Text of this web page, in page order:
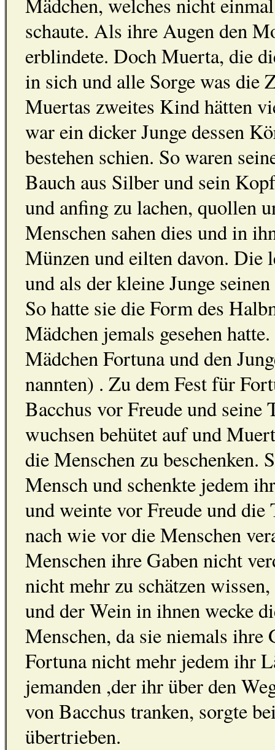
schaute. Als ihre Augen den
erblindete. Doch Muerta, die
in sich und alle Sorge was die
Muertas zweites Kind hätten
war ein dicker Junge dessen
bestehen schien. So waren
Bauch aus Silber und sein
und anfing zu lachen, quollen
Menschen sahen dies und in
Münzen und eilten davon. Die
und als der kleine Junge
So hatte sie die Form des
Mädchen jemals gesehen
Mädchen Fortuna und den
nannten) . Zu dem Fest für
Bacchus vor Freude und
wuchsen behütet auf und
die Menschen zu beschenken.
Mensch und schenkte jedem
und weinte vor Freude und
nach wie vor die Menschen
Menschen ihre Gaben nicht
nicht mehr zu schätzen
und der Wein in ihnen wecke
Menschen, da sie niemals ihre
Fortuna nicht mehr jedem ihr
jemanden ,der ihr über den
von Bacchus tranken, sorgte
übertrieben.